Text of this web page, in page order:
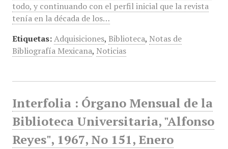
todo, y continuando con el perfil inicial que la revista
tenía en la década de los…
Etiquetas: Adquisiciones, Biblioteca, Notas de
Bibliografía Mexicana, Noticias
Interfolia : Órgano Mensual de la
Biblioteca Universitaria, "Alfonso
Reyes", 1967, No 151, Enero